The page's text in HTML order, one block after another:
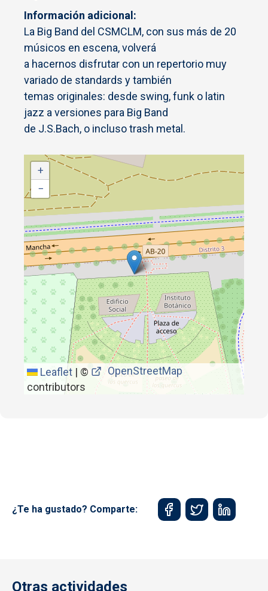
Información adicional
La Big Band del CSMCLM, con sus más de 20
músicos en escena, volverá
a hacernos disfrutar con un repertorio muy
variado de standards y también
temas originales: desde swing, funk o latin
jazz a versiones para Big Band
de J.S.Bach, o incluso trash metal.
+
−
Leaflet | ©
OpenStreetMap
contributors
¿Te ha gustado? Comparte:
Otras actividades